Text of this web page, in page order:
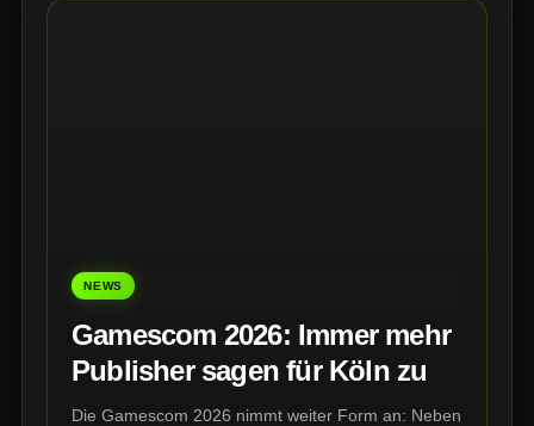
NEWS
Gamescom 2026: Immer mehr
Publisher sagen für Köln zu
Die Gamescom 2026 nimmt weiter Form an: Neben